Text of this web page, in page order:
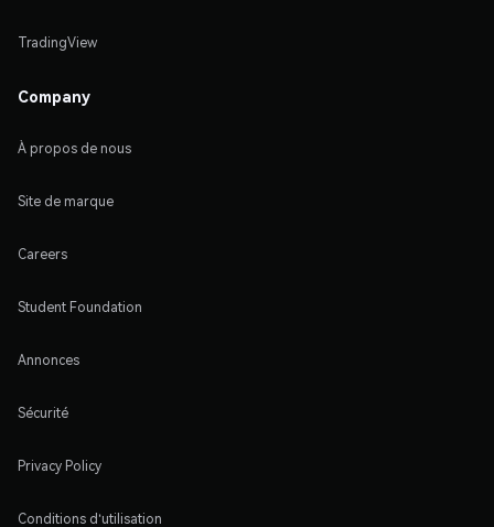
TradingView
Company
À propos de nous
Site de marque
Careers
Student Foundation
Annonces
Sécurité
Privacy Policy
Conditions d'utilisation